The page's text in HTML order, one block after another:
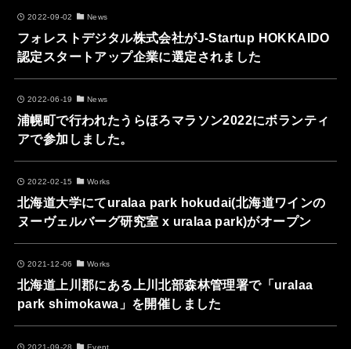
2022-09-02 News
フォレストデジタル株式会社がJ-Startup HOKKAIDO
認定スタートアップ企業に選定されました
2022-06-19 News
浦幌町で行われたうらほろマラソン2022にボランティ
アで参加しました。
2022-02-15 Works
北海道大学にてuralaa park hokudai(北海道ワインの
ヌーヴェルバーグ研究室 x uralaa park)がオープン
2021-12-06 Works
北海道上川郡にある上川北部森林管理署で「uralaa
park shimokawa」を開催しました
2021-09-28 Event